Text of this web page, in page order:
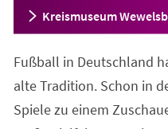
Kreismuseum
Fußball in Deutschland
alte Tradition. Schon in
Spiele zu einem